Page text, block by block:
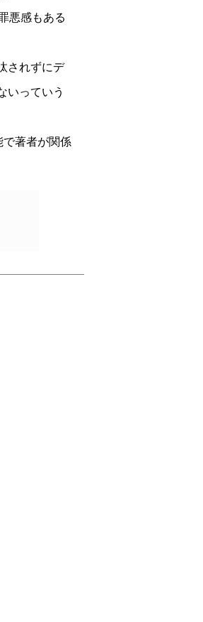
悪感もある
されずにデ
いっていう
で著者が関係